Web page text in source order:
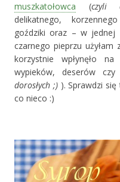
muszkatołowca (czyli
delikatnego,
goździki oraz – w jednej
czarnego pieprzu użyłam
korzystnie wpłynęło
wypieków, deserów
dorosłych ;) ). Sprawdzi się
co nieco :)